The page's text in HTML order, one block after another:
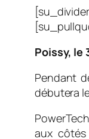
Poissy, le
Pendant
débutera
aux